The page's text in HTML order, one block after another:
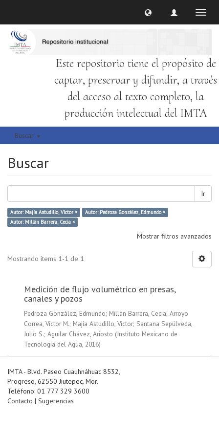
Este repositorio tiene el propósito de
captar, preservar y difundir, a través
del acceso al texto completo, la
producción intelectual del IMTA
Buscar
Buscar
Ir
Autor: Majía Astudillo, Víctor ×
Autor: Pedroza González, Edmundo ×
Autor: Millán Barrera, Cecia ×
Mostrar filtros avanzados
Mostrando ítems 1-1 de 1
Medición de flujo volumétrico en presas,
canales y pozos
Pedroza González, Edmundo; Millán Barrera, Cecia; Arroyo
Correa, Víctor M.; Majía Astudillo, Víctor; Santana Sepúlveda,
Julio S.; Aguilar Chávez, Ariosto (Instituto Mexicano de
Tecnología del Agua, 2016)
IMTA - Blvd. Paseo Cuauhnáhuac 8532,
Progreso, 62550 Jiutepec, Mor.
Teléfono: 01 777 329 3600
Contacto | Sugerencias